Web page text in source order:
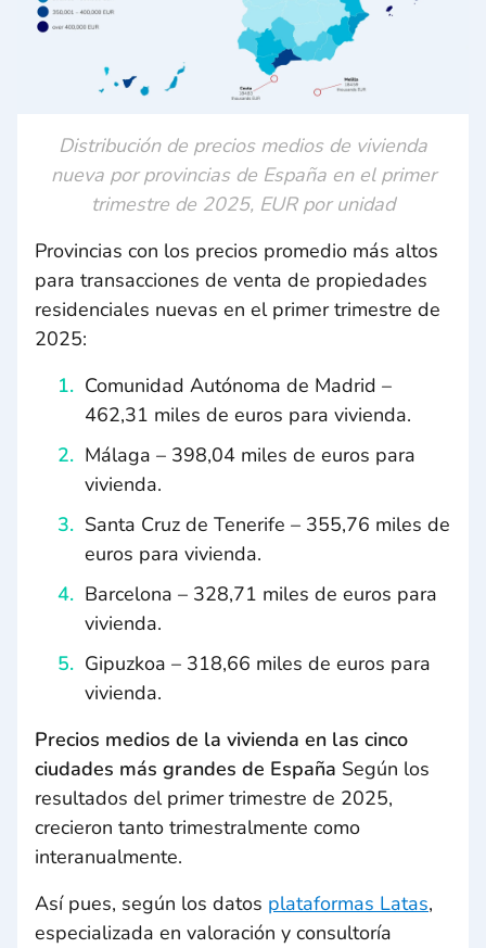
Distribución de precios medios de vivienda
nueva por provincias de España en el primer
trimestre de 2025, EUR por unidad
Provincias con los precios promedio más altos
para transacciones de venta de propiedades
residenciales nuevas en el primer trimestre de
2025:
Comunidad Autónoma de Madrid –
462,31 miles de euros para vivienda.
Málaga – 398,04 miles de euros para
vivienda.
Santa Cruz de Tenerife – 355,76 miles de
euros para vivienda.
Barcelona – 328,71 miles de euros para
vivienda.
Gipuzkoa – 318,66 miles de euros para
vivienda.
Precios medios de la vivienda en las cinco
ciudades más grandes de España Según los
resultados del primer trimestre de 2025,
crecieron tanto trimestralmente como
interanualmente.
Así pues, según los datos plataformas Latas,
especializada en valoración y consultoría